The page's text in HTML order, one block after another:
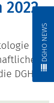
DGHO NEWS
2022
und
DGHO